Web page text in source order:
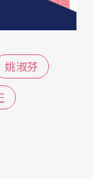
男人身上的
等，男人間的
型與情
姚淑芬